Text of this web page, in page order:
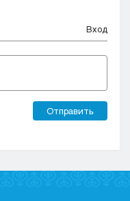
Вход
Отправить